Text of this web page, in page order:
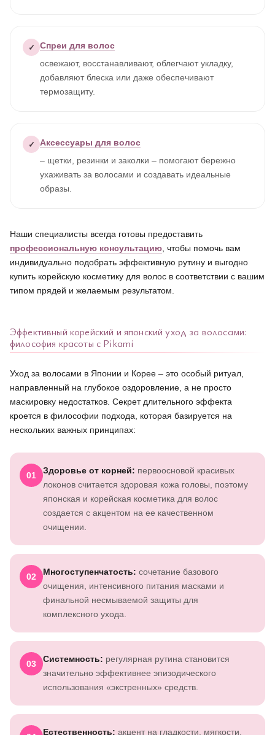
✓
Спреи для волос
освежают, восстанавливают, облегчают укладку,
добавляют блеска или даже обеспечивают
термозащиту.
✓
Аксессуары для волос
– щетки, резинки и заколки – помогают бережно
ухаживать за волосами и создавать идеальные
образы.
Наши специалисты всегда готовы предоставить
профессиональную консультацию , чтобы помочь вам
индивидуально подобрать эффективную рутину и выгодно
купить корейскую косметику для волос в соответствии с вашим
типом прядей и желаемым результатом.
Эффективный корейский и японский уход за волосами:
философия красоты с Pikami
Уход за волосами в Японии и Корее – это особый ритуал,
направленный на глубокое оздоровление, а не просто
маскировку недостатков. Секрет длительного эффекта
кроется в философии подхода, которая базируется на
нескольких важных принципах:
01 Здоровье от корней: первоосновой красивых
локонов считается здоровая кожа головы, поэтому
японская и корейская косметика для волос
создается с акцентом на ее качественном
очищении.
02 Многоступенчатость: сочетание базового
очищения, интенсивного питания масками и
финальной несмываемой защиты для
комплексного ухода.
03 Системность: регулярная рутина становится
значительно эффективнее эпизодического
использования «экстренных» средств.
Естественность: акцент на гладкости, мягкости,